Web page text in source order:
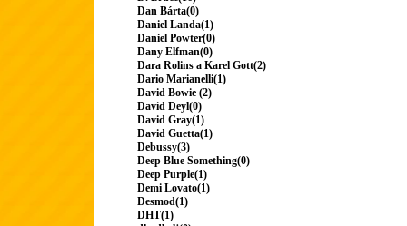
Dan Bárta(0)
Daniel Landa(1)
Daniel Powter(0)
Dany Elfman(0)
Dara Rolins a Karel Gott(2)
Dario Marianelli(1)
David Bowie (2)
David Deyl(0)
David Gray(1)
David Guetta(1)
Debussy(3)
Deep Blue Something(0)
Deep Purple(1)
Demi Lovato(1)
Desmod(1)
DHT(1)